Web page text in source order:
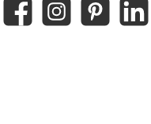
FacebookInstagramPinterest